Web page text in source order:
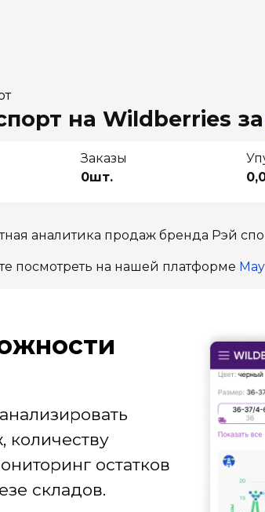
на Wildberries за
Заказы
0шт.
аналитика продаж бренда Рэй
посмотреть на нашей платформе
остатков
складов.